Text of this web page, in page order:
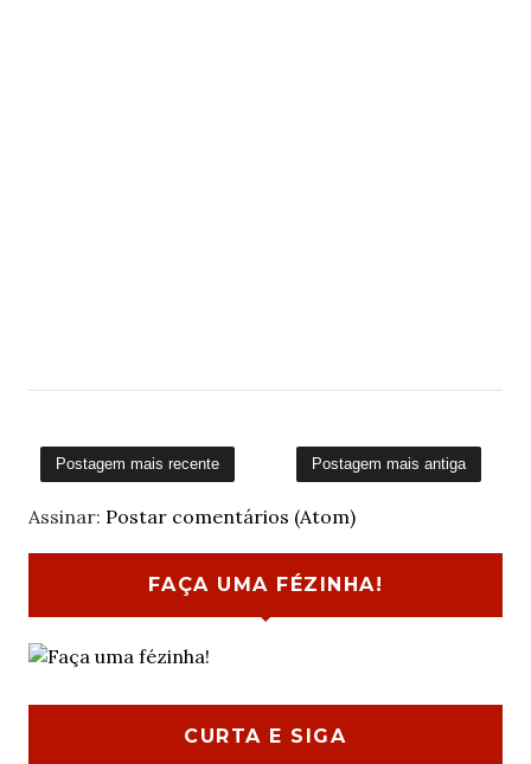
Postagem mais recente Postagem mais antiga
Assinar: Postar comentários (Atom)
FAÇA UMA FÉZINHA!
CURTA E SIGA